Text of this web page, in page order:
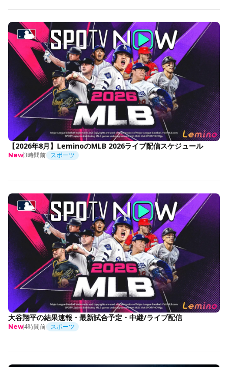
【2026年8月】LeminoのMLB 2026ライブ配信スケジュール
New3時間前 スポーツ
大谷翔平の結果速報・最新試合予定・中継/ライブ配信
New4時間前 スポーツ